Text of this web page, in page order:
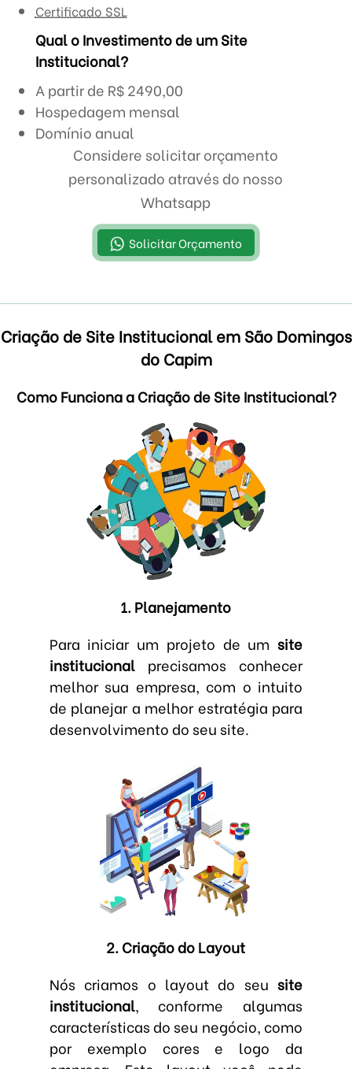
Certificado SSL
Qual o Investimento de um Site
Institucional?
A partir de R$ 2490,00
Hospedagem mensal
Domínio anual
Considere solicitar orçamento
personalizado através do nosso
Whatsapp
Solicitar Orçamento
Criação de Site Institucional em São Domingos
do Capim
Como Funciona a Criação de Site Institucional?
1. Planejamento
Para iniciar um projeto de umsite
institucionalprecisamos conhecer
melhor sua empresa, com o intuito
de planejar a melhor estratégia para
desenvolvimento do seu site.
2. Criação do Layout
Nós criamos o layout do seusite
institucional, conforme algumas
características do seu negócio, como
por exemplo cores e logo da